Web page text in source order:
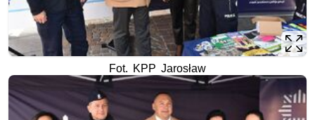
Fot. KPP Jarosław